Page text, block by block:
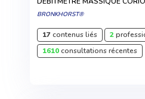
BRONKHORST®
17contenus liés 2
1610consultations récentes